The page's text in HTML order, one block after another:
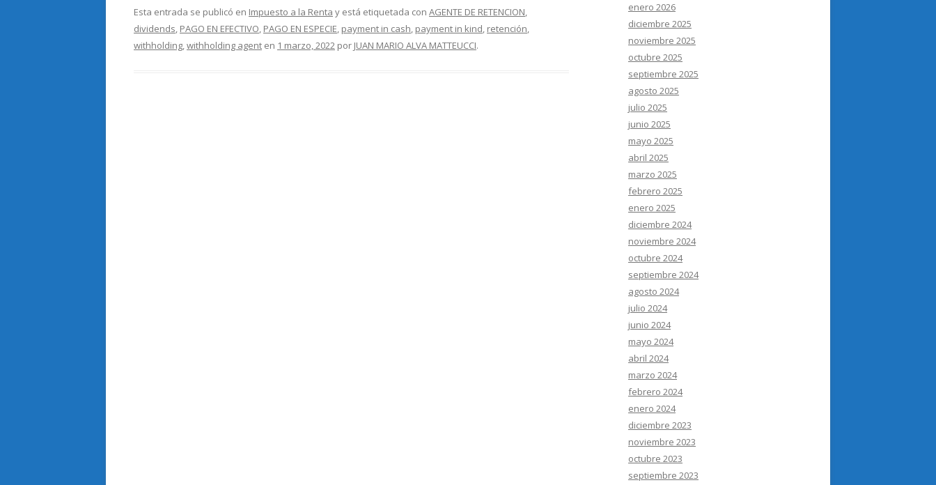
e
b
itt
er
m
p
Esta entrada se publicó en Impuesto a la Renta y está etiquetada con AGENTE DE RETENCION,
dividends, PAGO EN EFECTIVO, PAGO EN ESPECIE, payment in cash, payment in kind, retención,
withholding,withholding agent en 1 marzo, 2022 por JUAN MARIO ALVA MATTEUCCI.
enero 2026
diciembre 2025
noviembre 2025
octubre 2025
septiembre 2025
agosto 2025
julio 2025
junio 2025
mayo 2025
abril 2025
marzo 2025
febrero 2025
enero 2025
diciembre 2024
noviembre 2024
octubre 2024
septiembre 2024
agosto 2024
julio 2024
junio 2024
mayo 2024
abril 2024
marzo 2024
febrero 2024
enero 2024
diciembre 2023
noviembre 2023
octubre 2023
septiembre 2023